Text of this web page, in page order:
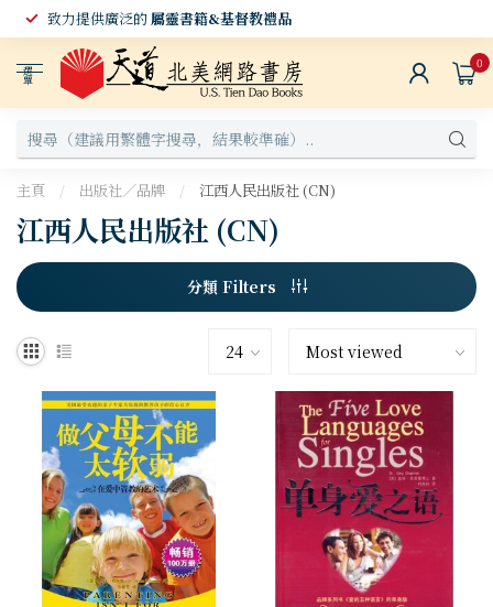
致力提供廣泛的屬靈書籍&基督教禮品
選
單
0
主頁 / 出版社／品牌 / 江西人民出版社 (CN)
江西人民出版社 (CN)
分類 Filters